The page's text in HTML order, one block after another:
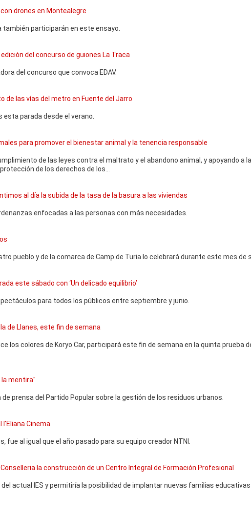
drones en Montealegre
participarán en este ensayo.
del concurso de guiones La Traca
del concurso que convoca EDAV.
de las vías del metro en Fuente del Jarro
parada desde el verano.
para promover el bienestar animal y la tenencia responsable
de las leyes contra el maltrato y el abandono animal, y apoyando a
de los derechos de los...
al día la subida de la tasa de la basura a las viviendas
enfocadas a las personas con más necesidades.
pueblo y de la comarca de Camp de Turia lo celebrará durante este mes de
este sábado con ‘Un delicado equilibrio’
para todos los públicos entre septiembre y junio.
de Llanes, este fin de semana
los colores de Koryo Car, participará este fin de semana en la quinta prueba
la mentira"
prensa del Partido Popular sobre la gestión de los residuos urbanos.
l'Eliana Cinema
fue al igual que el año pasado para su equipo creador NTNI.
la construcción de un Centro Integral de Formación Profesional
actual IES y permitiría la posibilidad de implantar nuevas familias